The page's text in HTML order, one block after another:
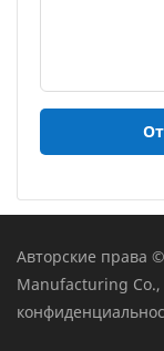
Авторские права
Manufacturing